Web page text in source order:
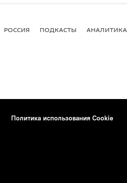
РОССИЯ ПОДКАСТЫ АНАЛИТИКА
Политика использования Cookie